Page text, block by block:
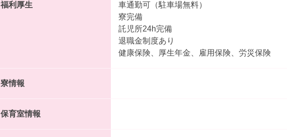
福利厚生
車通勤可（駐車場無料）
寮完備
託児所24h完備
退職金制度あり
健康保険、厚生年金、雇用保険、労災保険
寮情報
保育室情報